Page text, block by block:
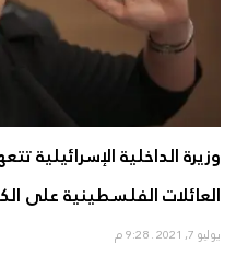
وزيرة الداخلية
العائلات الفلسطينية على
يوليو 7, 2021